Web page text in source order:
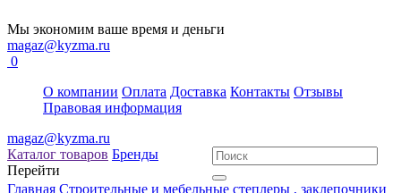
Мы экономим ваше время и деньги
magaz@kyzma.ru
0
О компании Оплата Доставка Контакты Отзывы
Правовая информация
magaz@kyzma.ru
Каталог товаров Бренды
Перейти
Главная Строительные и мебельные степлеры , заклепочники